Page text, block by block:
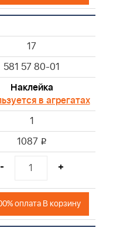
17
581 57 80-01
Наклейка
в агрегатах
1
1087 i
- +
оплата В корзину